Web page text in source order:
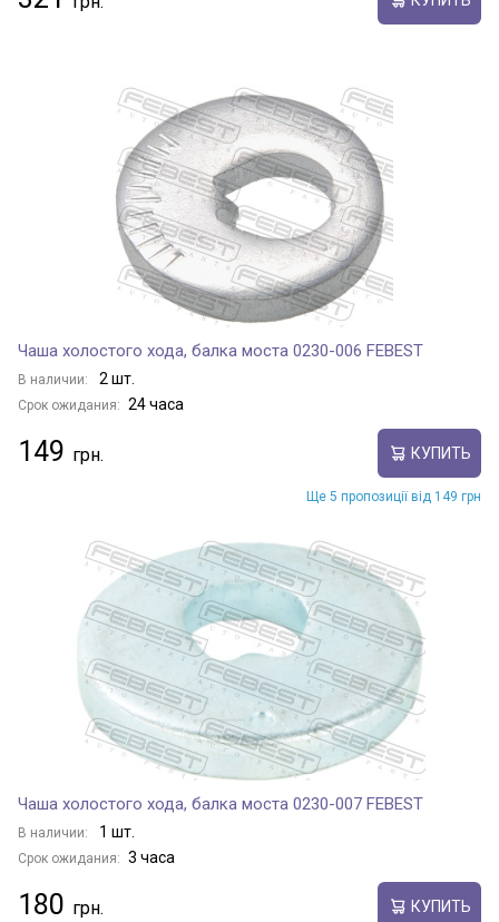
Чаша холостого хода, балка моста 0230-006 FEBEST
В наличии: 2 шт.
Срок ожидания: 24 часа
149 КУПИТЬ
Ще 5 пропозиції від 149 грн
Чаша холостого хода, балка моста 0230-007 FEBEST
В наличии: 1 шт.
Срок ожидания: 3 часа
180 КУПИТЬ